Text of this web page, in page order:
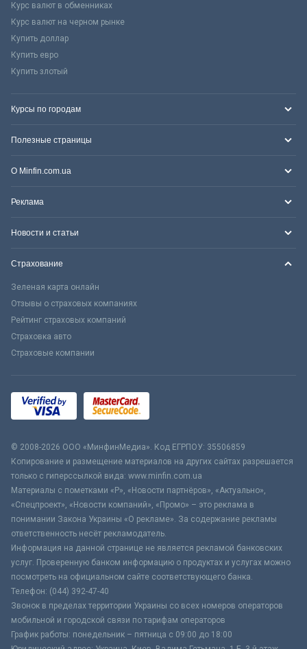
Курс валют в обменниках
Курс валют на черном рынке
Купить доллар
Купить евро
Купить злотый
Курсы по городам
Полезные страницы
О Minfin.com.ua
Реклама
Новости и статьи
Страхование
Зеленая карта онлайн
Отзывы о страховых компаниях
Рейтинг страховых компаний
Страховка авто
Страховые компании
© 2008-2026 ООО «МинфинМедиа». Код ЕГРПОУ: 35506859
Копирование и размещение материалов на других сайтах разрешается
только с гиперссылкой вида: www.minfin.com.ua
Материалы с пометками «Р», «Новости партнёров», «Актуально»,
«Спецпроект», «Новости компаний», «Промо» – это реклама в
понимании Закона Украины «О рекламе». За содержание рекламы
ответственность несёт рекламодатель.
Информация на данной странице не является рекламой банковских
услуг. Проверенную банком информацию о продуктах и услугах можно
посмотреть на официальном сайте соответствующего банка.
Телефон: (044) 392-47-40
Звонок в пределах территории Украины со всех номеров операторов
мобильной и городской связи по тарифам операторов
График работы: понедельник – пятница с 09:00 до 18:00